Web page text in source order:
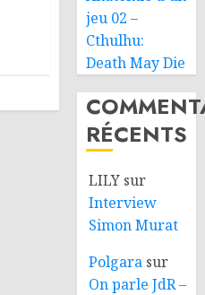
jeu 02 –
Cthulhu:
Death May Die
RÉCENTS
LILY sur
Interview
Simon Murat
Polgara sur
On parle JdR –